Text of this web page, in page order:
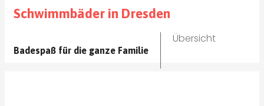
Schwimmbäder in Dresden
Badespaß für die ganze Familie
Übersicht